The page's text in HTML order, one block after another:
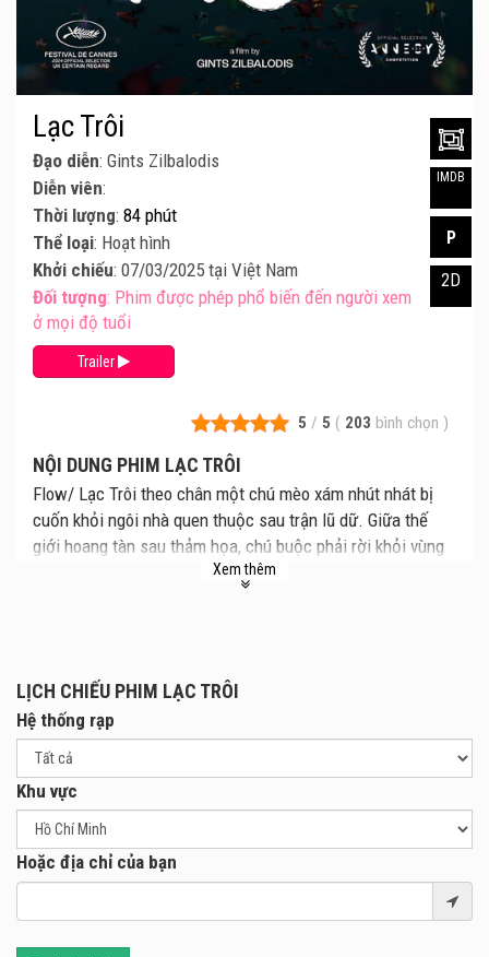
5 / 5 ( 203 bình chọn )
NỘI DUNG PHIM LẠC TRÔI
Flow/ Lạc Trôi theo chân một chú mèo xám nhút nhát bị
cuốn khỏi ngôi nhà quen thuộc sau trận lũ dữ. Giữa thế
giới hoang tàn sau thảm họa, chú buộc phải rời khỏi vùng
an toàn và vượt qua đại dương rộng lớn.
chấp nhận sự khác biệt để sinh tồn.
Phim mới Flow/ Lạc Trôi dự kiến khởi chiếu ngày
07.03.2025 tại các rạp trên toàn quốc.
Xem thêm
Lạc Trôi
Đạo diễn: Gints Zilbalodis
Diễn viên:
Thời lượng: 84 phút
Thể loại: Hoạt hình
Khởi chiếu: 07/03/2025 tại Việt Nam
Đối tượng: Phim được phép phổ biến đến người xem
ở mọi độ tuổi
Trailer
IMDB
P
2D
LỊCH CHIẾU PHIM LẠC TRÔI
Hệ thống rạp
Khu vực
Hoặc địa chỉ của bạn